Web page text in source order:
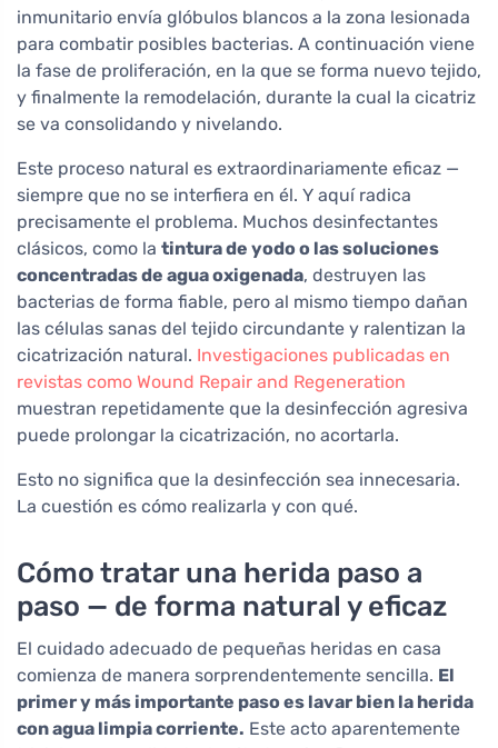
inmunitario envía glóbulos blancos a la zona lesionada
para combatir posibles bacterias. A continuación viene
la fase de proliferación, en la que se forma nuevo tejido,
y finalmente la remodelación, durante la cual la cicatriz
se va consolidando y nivelando.
Este proceso natural es extraordinariamente eficaz —
siempre que no se interfiera en él. Y aquí radica
precisamente el problema. Muchos desinfectantes
clásicos, como la tintura de yodo o las soluciones
concentradas de agua oxigenada, destruyen las
bacterias de forma fiable, pero al mismo tiempo dañan
las células sanas del tejido circundante y ralentizan la
cicatrización natural. Investigaciones publicadas en
revistas como Wound Repair and Regeneration
muestran repetidamente que la desinfección agresiva
puede prolongar la cicatrización, no acortarla.
Esto no significa que la desinfección sea innecesaria.
La cuestión es cómo realizarla y con qué.
Cómo tratar una herida paso a
paso — de forma natural y eficaz
El cuidado adecuado de pequeñas heridas en casa
comienza de manera sorprendentemente sencilla. El
primer y más importante paso es lavar bien la herida
con agua limpia corriente. Este acto aparentemente